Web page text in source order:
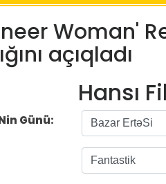
Woman'
açıqladı
Hansı
Günü: